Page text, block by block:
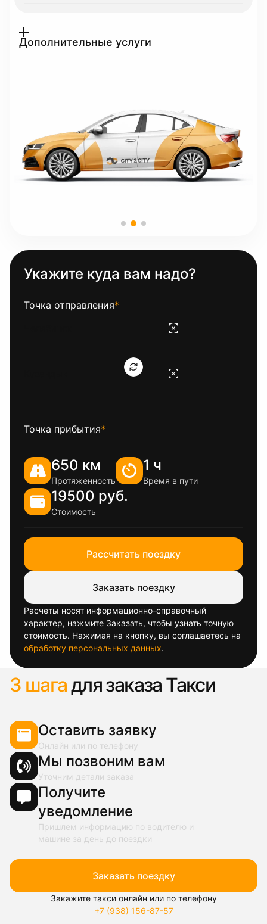
Дополнительные услуги
Укажите куда вам надо?
Точка отправления*
Точка прибытия*
650 км
Протяженность
1 ч
Время в пути
19500 руб.
Стоимость
Рассчитать поездку
Заказать поездку
Расчеты носят информационно-справочный
характер, нажмите Заказать, чтобы узнать точную
стоимость. Нажимая на кнопку, вы соглашаетесь на
обработку персональных данных.
3 шагадля заказа Такси
Оставить заявку
Онлайн или по телефону
Мы позвоним вам
Уточним детали заказа
Получите
уведомление
Пришлем информацию по водителю и
машине за день до поездки
Заказать поездку
Закажите такси онлайн или по телефону
+7 (938) 156-87-57